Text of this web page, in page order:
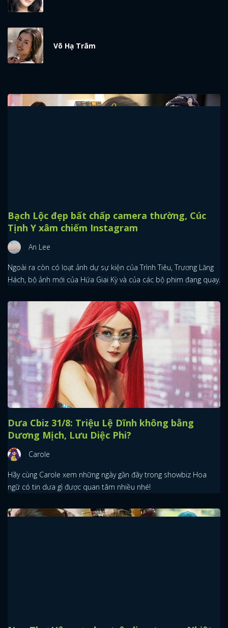
Võ Hạ Trâm
Bạch Lộc đẹp bất chấp camera thường, Cúc
Tịnh Y xâm chiếm Instagram
An Lee
Ngoài ra còn có loạt ảnh dự sự kiện của Trình Tiêu, Trương Lăng
Hách, bộ ảnh mới của Hứa Giai Kỳ và của các bộ phim đang quay.
Dưa Cbiz 31/8: Triệu Lệ Dĩnh không bằng
Dương Mịch, Lưu Diệc Phi?
Carole
Hãy cùng Carole xem những ngày gần đây trong showbiz Hoa
ngữ có tin dưa gì được quan tâm nhiều nhé!